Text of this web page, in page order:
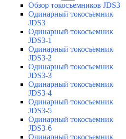
Обзор токосъемников JDS3
Одинарный токосъемник
JDS3
Одинарный токосъемник
JDS3-1
Одинарный токосъемник
JDS3-2
Одинарный токосъемник
JDS3-3
Одинарный токосъемник
JDS3-4
Одинарный токосъемник
JDS3-5
Одинарный токосъемник
JDS3-6
Одинарный токосъемник